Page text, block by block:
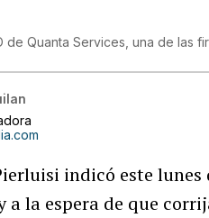
Quanta Services, una de las
indicó este
a la espera de que